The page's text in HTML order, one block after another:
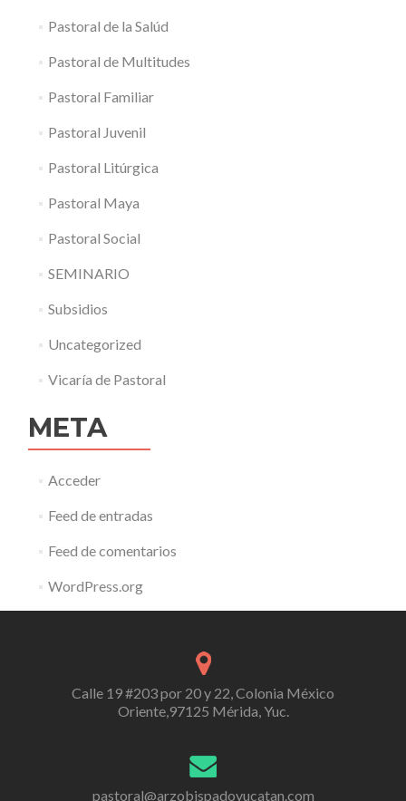
Pastoral de la Salúd
Pastoral de Multitudes
Pastoral Familiar
Pastoral Juvenil
Pastoral Litúrgica
Pastoral Maya
Pastoral Social
SEMINARIO
Subsidios
Uncategorized
Vicaría de Pastoral
META
Acceder
Feed de entradas
Feed de comentarios
WordPress.org
Calle 19 #203 por 20 y 22, Colonia México
Oriente,97125 Mérida, Yuc.
pastoral@arzobispadoyucatan.com